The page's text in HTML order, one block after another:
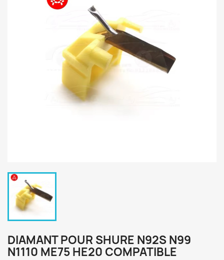
DIAMANT POUR SHURE N92S N99
N1110 ME75 HE20 COMPATIBLE